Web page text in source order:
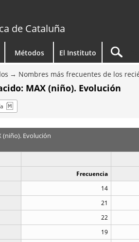
de Cataluña
Métodos El Instituto
Nombres más frecuentes de los
MAX (niño). Evolución
(niño). Evolución
Frecuencia
14
21
22
19